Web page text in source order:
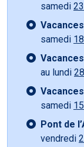
samedi
samedi
au lundi
samedi
Pont de
vendredi